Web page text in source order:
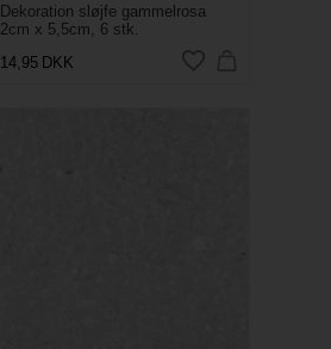
Dekoration sløjfe gammelrosa
2cm x 5,5cm, 6 stk.
14,95 DKK